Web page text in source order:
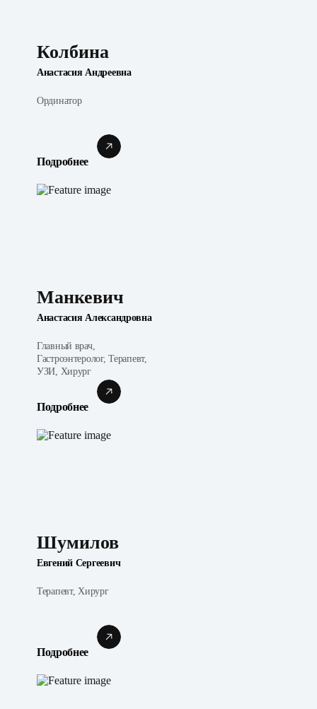
Колбина
Анастасия Андреевна
Ординатор
Подробнее
Манкевич
Анастасия Александровна
Главный врач,
Гастроэнтеролог, Терапевт,
УЗИ, Хирург
Подробнее
Шумилов
Евгений Сергеевич
Терапевт, Хирург
Подробнее